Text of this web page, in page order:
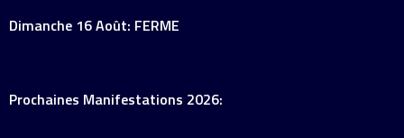
Dimanche 16 Août: FERME
Prochaines Manifestations 2026: